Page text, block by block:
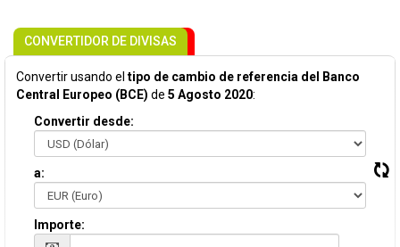
CONVERTIDOR DE DIVISAS
Convertir usando el tipo de cambio de referencia del Banco
Central Europeo (BCE) de 5 Agosto 2020:
Convertir desde:
a:
Importe: